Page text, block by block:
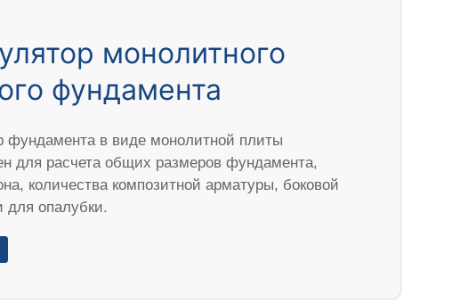
монолитного
фундамента
фундамента в виде монолитной плиты
для расчета общих размеров фундамента,
количества композитной арматуры, боковой
для опалубки.